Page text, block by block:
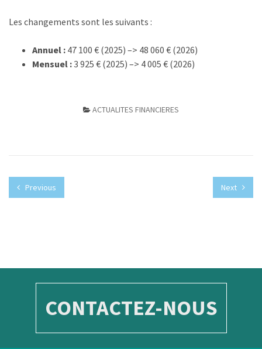
Les changements sont les suivants :
Annuel : 47 100 € (2025) –> 48 060 € (2026)
Mensuel :3 925 € (2025) –> 4 005 € (2026)
ACTUALITES FINANCIERES
Previous Next
CONTACTEZ-NOUS